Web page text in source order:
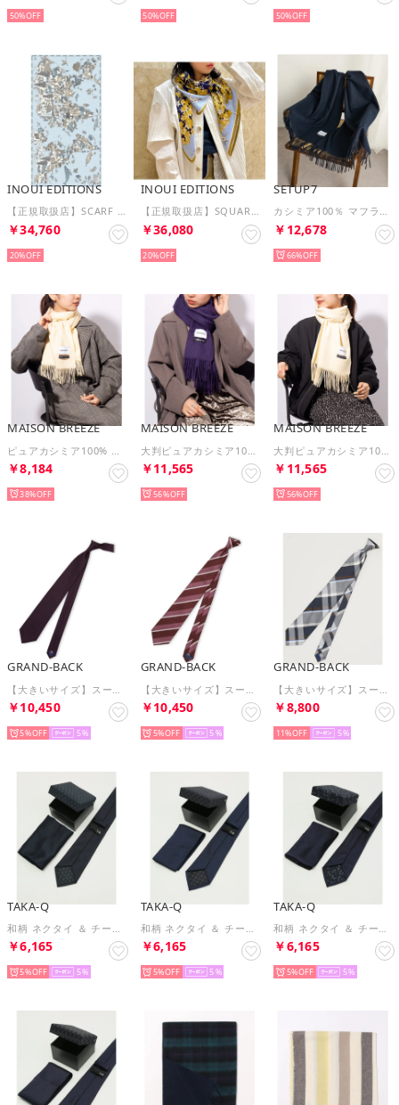
50% 50% 50%
INOUI EDITIONS
【正規取扱店】SCARF 100 ATLAS 06408 （Turquoise / Turquoise）
￥34,760
20%
INOUI EDITIONS
【正規取扱店】SQUARE 130 BESTIAIRE 03808 （Mordore / Golden brown）
￥36,080
20%
SETUP7
カシミア100％ マフラー （ネイビー）
￥12,678
66%
MAISON BREEZE
￥8,184
38%
MAISON BREEZE
￥11,565
56%
MAISON BREEZE
￥11,565
56%
GRAND-BACK
￥10,450
5% 5
GRAND-BACK
￥10,450
5% 5
GRAND-BACK
￥8,800
11% 5
TAKA-Q
和柄 ネクタイ ＆ チーフ BOX セット 麻の葉 （紺）
￥6,165
5% 5
TAKA-Q
和柄 ネクタイ ＆ チーフ BOX セット 七宝 （紺）
￥6,165
5% 5
TAKA-Q
和柄 ネクタイ ＆ チーフ BOX セット とんぼ （紺）
￥6,165
5% 5